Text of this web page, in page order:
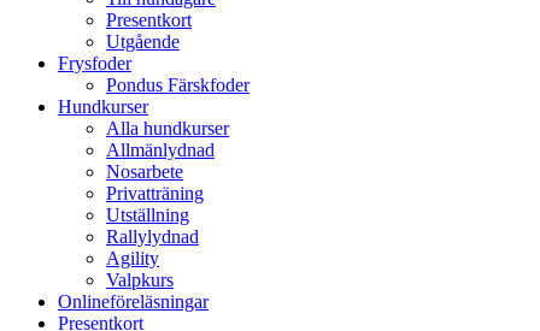
Presentkort
Utgående
Frysfoder
Pondus Färskfoder
Hundkurser
Alla hundkurser
Allmänlydnad
Nosarbete
Privatträning
Utställning
Rallylydnad
Agility
Valpkurs
Onlineföreläsningar
Presentkort